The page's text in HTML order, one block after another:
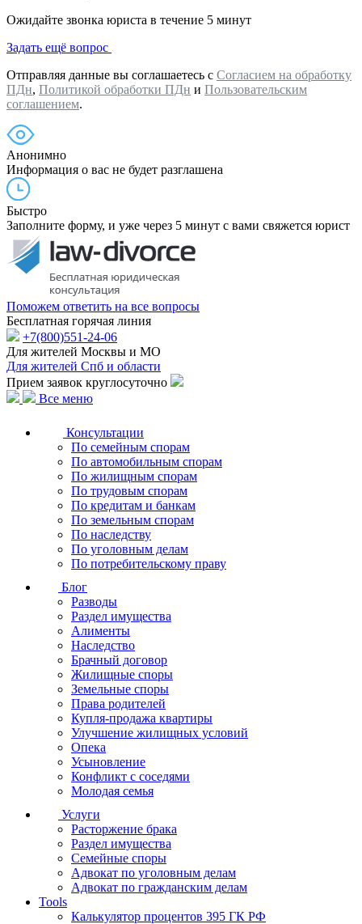
Ожидайте звонка юриста в течение 5 минут
Задать ещё вопрос
Отправляя данные вы соглашаетесь с Согласием на обработку
ПДн, Политикой обработки ПДн и Пользовательским
соглашением.
Анонимно
Информация о вас не будет разглашена
Быстро
Заполните форму, и уже через 5 минут с вами свяжется юрист
Поможем ответить на все вопросы
Бесплатная горячая линия
+7(800)551-24-06
Для жителей Москвы и МО
Для жителей Спб и области
Прием заявок круглосуточно
Все меню
Консультации
По семейным спорам
По автомобильным спорам
По жилищным спорам
По трудовым спорам
По кредитам и банкам
По земельным спорам
По наследству
По уголовным делам
По потребительскому праву
Блог
Разводы
Раздел имущества
Алименты
Наследство
Брачный договор
Жилищные споры
Земельные споры
Права родителей
Купля-продажа квартиры
Улучшение жилищных условий
Опека
Усыновление
Конфликт с соседями
Молодая семья
Услуги
Расторжение брака
Раздел имущества
Семейные споры
Адвокат по уголовным делам
Адвокат по гражданским делам
Tools
Калькулятор процентов 395 ГК РФ